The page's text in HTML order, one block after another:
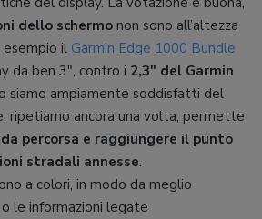
dello schermo non sono all’altezza
il Garmin Edge 1000 Bundle
da ben 3″, contro i 2,3″ del Garmin
siamo ampiamente soddisfatti del
ripetiamo ancora una volta, permette
percorsa e raggiungere il punto
stradali annesse.
a colori, in modo da meglio
le informazioni legate